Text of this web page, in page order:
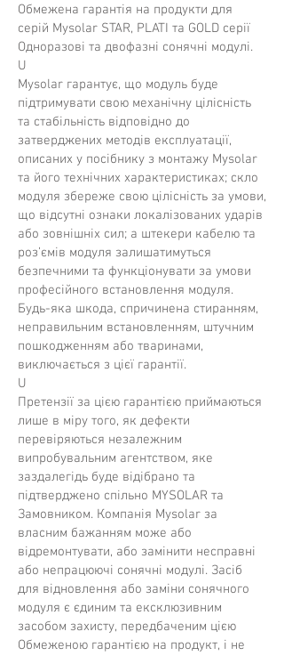
Обмежена гарантія на продукти для
серій Mysolar STAR, PLATI та GOLD серії
Одноразові та двофазні сонячні модулі.
U
Mysolar гарантує, що модуль буде
підтримувати свою механічну цілісність
та стабільність відповідно до
затверджених методів експлуатації,
описаних у посібнику з монтажу Mysolar
та його технічних характеристиках; скло
модуля збереже свою цілісність за умови,
що відсутні ознаки локалізованих ударів
або зовнішніх сил; а штекери кабелю та
роз’ємів модуля залишатимуться
безпечними та функціонувати за умови
професійного встановлення модуля.
Будь-яка шкода, спричинена стиранням,
неправильним встановленням, штучним
пошкодженням або тваринами,
виключається з цієї гарантії.
U
Претензії за цією гарантією приймаються
лише в міру того, як дефекти
перевіряються незалежним
випробувальним агентством, яке
заздалегідь буде відібрано та
підтверджено спільно MYSOLAR та
Замовником. Компанія Mysolar за
власним бажанням може або
відремонтувати, або замінити несправні
або непрацюючі сонячні модулі. Засіб
для відновлення або заміни сонячного
модуля є єдиним та ексклюзивним
засобом захисту, передбаченим цією
Обмеженою гарантією на продукт, і не